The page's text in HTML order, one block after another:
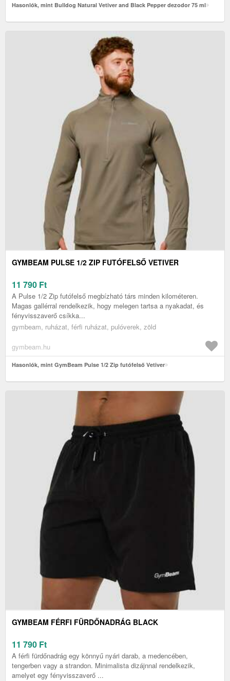
Hasonlók, mint Bulldog Natural Vetiver and Black Pepper dezodor 75 ml
GYMBEAM PULSE 1/2 ZIP FUTÓFELSŐ VETIVER
11 790 Ft
A Pulse 1/2 Zip futófelső megbízható társ minden kilométeren.
Magas gallérral rendelkezik, hogy melegen tartsa a nyakadat, és
fényvisszaverő csíkka...
gymbeam, ruházat, férfi ruházat, pulóverek, zöld
gymbeam.hu
Hasonlók, mint GymBeam Pulse 1/2 Zip futófelső Vetiver
GYMBEAM FÉRFI FÜRDŐNADRÁG BLACK
11 790 Ft
A férfi fürdőnadrág egy könnyű nyári darab, a medencében,
tengerben vagy a strandon. Minimalista dizájnnal rendelkezik,
amelyet egy fényvisszaverő ...